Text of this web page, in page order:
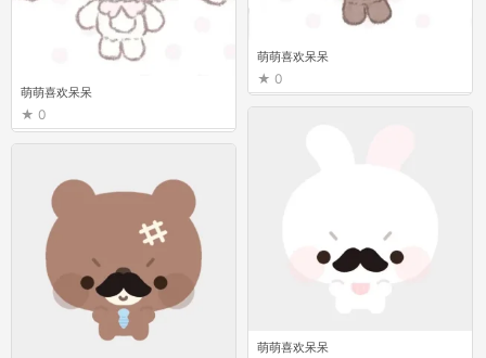
萌萌喜欢呆呆
0
萌萌喜欢呆呆
0
萌萌喜欢呆呆